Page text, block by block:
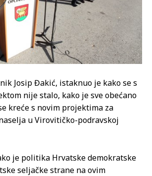
Josip Đakić, istaknuo je kako se s
nije stalo, kako je sve obećano
kreće s novim projektima za
u Virovitičko-podravskoj
je politika Hrvatske demokratske
seljačke strane na ovim